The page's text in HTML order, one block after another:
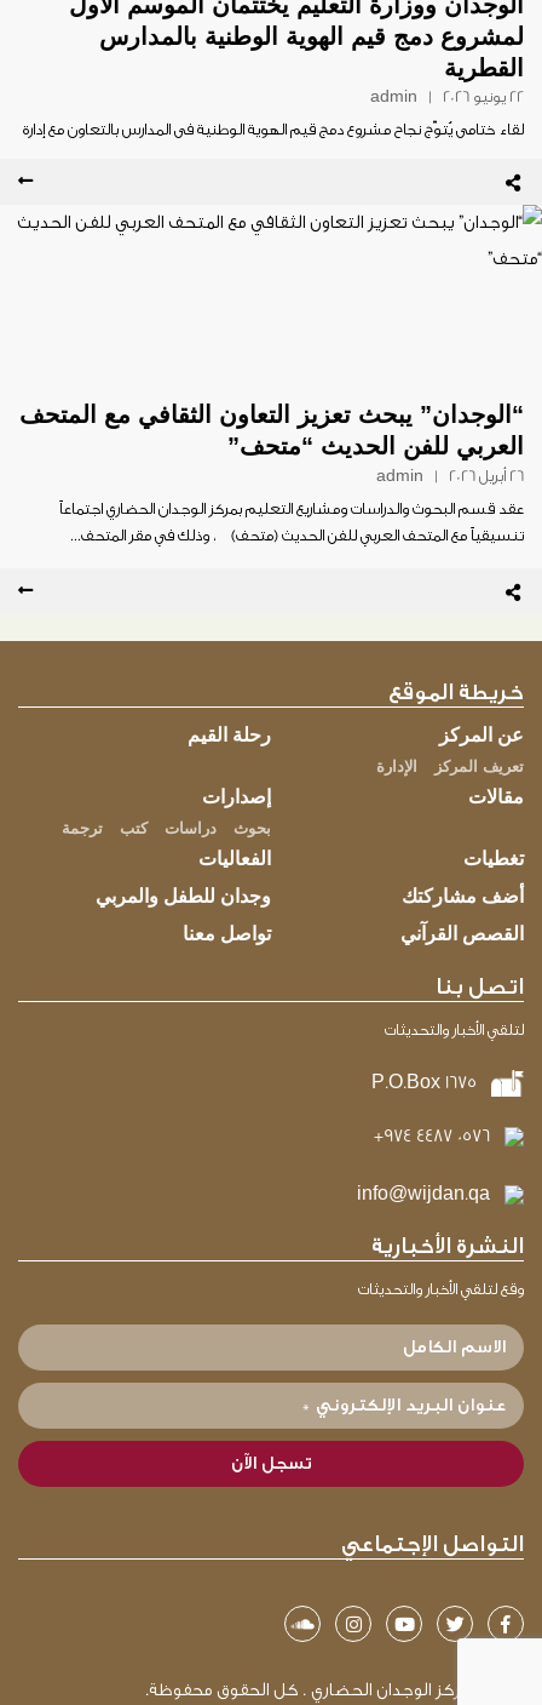
لمشروع دمج قيم الهوية الوطنية بالمدارس
القطرية
22 يونيو 2026 |
admin
لقاء ختامي يُتوّج نجاح مشروع دمج قيم الهوية الوطنية في المدارس بالتعاون مع إدارة
“الوجدان” يبحث تعزيز التعاون الثقافي مع المتحف
العربي للفن الحديث “متحف”
26 أبريل 2026 |
admin
عقد قسم البحوث والدراسات ومشاريع التعليم بمركز الوجدان الحضاري اجتماعاً
تنسيقياً مع المتحف العربي للفن الحديث (متحف) ، وذلك في مقر المتحف...
خريطة الموقع
عن المركز
تعريف المركز الإدارة
رحلة القيم
مقالات إصدارات
بحوث دراسات كتب ترجمة
تغطيات
الفعاليات
أضف مشاركتك
وجدان للطفل والمربي
القصص القرآني
تواصل معنا
اتصل بنا
لتلقي الأخبار والتحديثات
P.O.Box 1675
+974 4487 0576
info@wijdan.qa
النشرة الأخبارية
وقع لتلقي الأخبار والتحديثات
الاسم
الكامل
عنوان
البريد
الإلكتروني
*
التواصل الإجتماعي